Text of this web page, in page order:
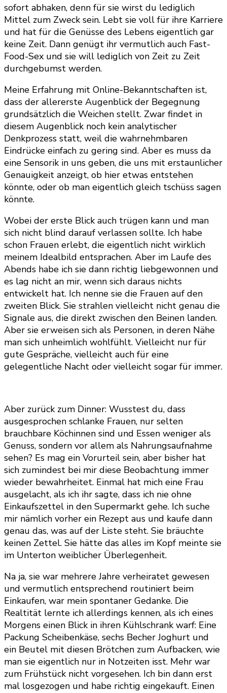
sofort abhaken, denn für sie wirst du lediglich
Mittel zum Zweck sein. Lebt sie voll für ihre Karriere
und hat für die Genüsse des Lebens eigentlich gar
keine Zeit. Dann genügt ihr vermutlich auch Fast-
Food-Sex und sie will lediglich von Zeit zu Zeit
durchgebumst werden.
Meine Erfahrung mit Online-Bekanntschaften ist,
dass der allererste Augenblick der Begegnung
grundsätzlich die Weichen stellt. Zwar findet in
diesem Augenblick noch kein analytischer
Denkprozess statt, weil die wahrnehmbaren
Eindrücke einfach zu gering sind. Aber es muss da
eine Sensorik in uns geben, die uns mit erstaunlicher
Genauigkeit anzeigt, ob hier etwas entstehen
könnte, oder ob man eigentlich gleich tschüss sagen
könnte.
Wobei der erste Blick auch trügen kann und man
sich nicht blind darauf verlassen sollte. Ich habe
schon Frauen erlebt, die eigentlich nicht wirklich
meinem Idealbild entsprachen. Aber im Laufe des
Abends habe ich sie dann richtig liebgewonnen und
es lag nicht an mir, wenn sich daraus nichts
entwickelt hat. Ich nenne sie die Frauen auf den
zweiten Blick. Sie strahlen vielleicht nicht genau die
Signale aus, die direkt zwischen den Beinen landen.
Aber sie erweisen sich als Personen, in deren Nähe
man sich unheimlich wohlfühlt. Vielleicht nur für
gute Gespräche, vielleicht auch für eine
gelegentliche Nacht oder vielleicht sogar für immer.
Aber zurück zum Dinner: Wusstest du, dass
ausgesprochen schlanke Frauen, nur selten
brauchbare Köchinnen sind und Essen weniger als
Genuss, sondern vor allem als Nahrungsaufnahme
sehen? Es mag ein Vorurteil sein, aber bisher hat
sich zumindest bei mir diese Beobachtung immer
wieder bewahrheitet. Einmal hat mich eine Frau
ausgelacht, als ich ihr sagte, dass ich nie ohne
Einkaufszettel in den Supermarkt gehe. Ich suche
mir nämlich vorher ein Rezept aus und kaufe dann
genau das, was auf der Liste steht. Sie bräuchte
keinen Zettel. Sie hätte das alles im Kopf meinte sie
im Unterton weiblicher Überlegenheit.
Na ja, sie war mehrere Jahre verheiratet gewesen
und vermutlich entsprechend routiniert beim
Einkaufen, war mein spontaner Gedanke. Die
Realtität lernte ich allerdings kennen, als ich eines
Morgens einen Blick in ihren Kühlschrank warf: Eine
Packung Scheibenkäse, sechs Becher Joghurt und
ein Beutel mit diesen Brötchen zum Aufbacken, wie
man sie eigentlich nur in Notzeiten isst. Mehr war
zum Frühstück nicht vorgesehen. Ich bin dann erst
mal losgezogen und habe richtig eingekauft. Einen